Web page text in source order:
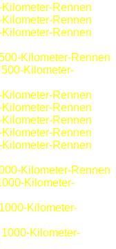
Rennen
Rennen
Rennen
Kilometer-Rennen
Kilometer-
Rennen
Rennen
Rennen
Rennen
Rennen
Kilometer-Rennen
Kilometer-
Kilometer-
Kilometer-